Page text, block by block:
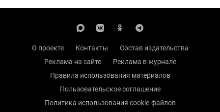
О проекте Контакты
Состав издательства
Реклама на сайте
Реклама в журнале
Правила использования материалов
Пользовательское соглашение
Политика использования cookie-файлов